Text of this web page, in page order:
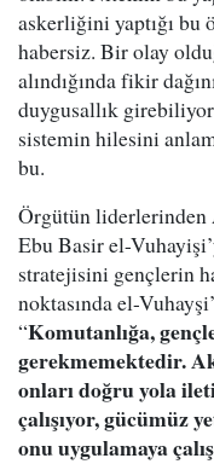
askerliğini yaptığı
habersiz. Bir olay
alındığında fikir
duygusallık girebiliyor
sistemin hilesini
bu.
Örgütün
Ebu Basir el-
stratejisini gençlerin
noktasında el-
“Komutanlığa,
gerekmemektedir.
onları doğru yola
çalışıyor, gücümüz
onu uygulamaya